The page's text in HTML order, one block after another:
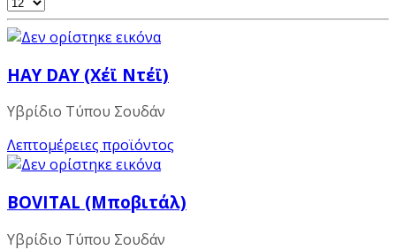
HAY DAY (Χέϊ Ντέϊ)
Υβρίδιο Τύπου Σουδάν
Λεπτομέρειες προϊόντος
BOVITAL (Μποβιτάλ)
Υβρίδιο Τύπου Σουδάν